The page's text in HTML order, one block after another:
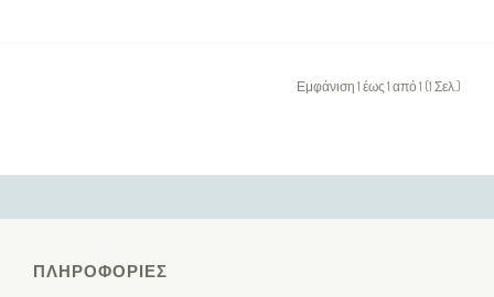
Εμφάνιση 1 έως 1 από 1 (1 Σελ.)
ΠΛΗΡΟΦΟΡΊΕΣ